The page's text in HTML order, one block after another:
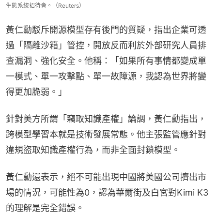
生態系統招待會。（Reuters）
黃仁勳駁斥開源模型存有後門的質疑，指出企業可透
過「隔離沙箱」管控，開放反而利於外部研究人員排
查漏洞、強化安全。他稱：「如果所有事情都變成單
一模式、單一攻擊點、單一故障源，我認為世界將變
得更加脆弱。」
針對美方所謂「竊取知識產權」論調，黃仁勳指出，
跨模型學習本就是技術發展常態。他主張監管應針對
違規盜取知識產權行為，而非全面封鎖模型。
黃仁勳還表示，絕不可能出現中國將美國公司擠出市
場的情況，可能性為0，認為華爾街及白宮對Kimi K3
的理解是完全錯誤。